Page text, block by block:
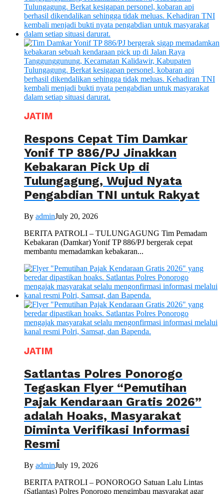
JATIM
Respons Cepat Tim Damkar
Yonif TP 886/PJ Jinakkan
Kebakaran Pick Up di
Tulungagung, Wujud Nyata
Pengabdian TNI untuk Rakyat
By adminJuly 20, 2026
BERITA PATROLI – TULUNGAGUNG Tim Pemadam
Kebakaran (Damkar) Yonif TP 886/PJ bergerak cepat
membantu memadamkan kebakaran...
JATIM
Satlantas Polres Ponorogo
Tegaskan Flyer “Pemutihan
Pajak Kendaraan Gratis 2026”
adalah Hoaks, Masyarakat
Diminta Verifikasi Informasi
Resmi
By adminJuly 19, 2026
BERITA PATROLI – PONOROGO Satuan Lalu Lintas
(Satlantas) Polres Ponorogo mengimbau masyarakat agar